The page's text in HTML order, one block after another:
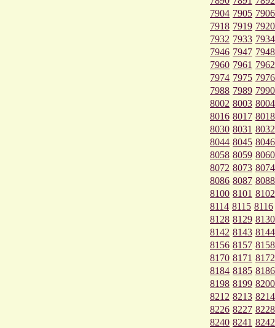
7904 7905 7906
7918 7919 7920
7932 7933 7934
7946 7947 7948
7960 7961 7962
7974 7975 7976
7988 7989 7990
8002 8003 8004
8016 8017 8018
8030 8031 8032
8044 8045 8046
8058 8059 8060
8072 8073 8074
8086 8087 8088
8100 8101 8102
8114 8115 8116
8128 8129 8130
8142 8143 8144
8156 8157 8158
8170 8171 8172
8184 8185 8186
8198 8199 8200
8212 8213 8214
8226 8227 8228
8240 8241 8242